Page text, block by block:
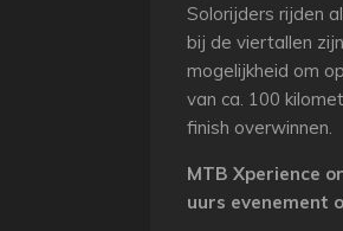
Solorijders rijden
bij de viertallen
mogelijkheid om
van ca. 100
finish overwinnen.
MTB Xperience
uurs evenement